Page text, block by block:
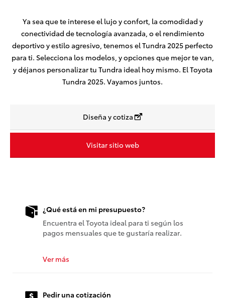
Ya sea que te interese el lujo y confort, la comodidad y
conectividad de tecnología avanzada, o el rendimiento
deportivo y estilo agresivo, tenemos el Tundra 2025 perfecto
para ti. Selecciona los modelos, y opciones que mejor te van,
y déjanos personalizar tu Tundra ideal hoy mismo. El Toyota
Tundra 2025. Vayamos juntos.
Diseña y cotiza
Visitar sitio web
¿Qué está en mi presupuesto?
Encuentra el Toyota ideal para ti según los
pagos mensuales que te gustaría realizar.
Ver más
Pedir una cotización